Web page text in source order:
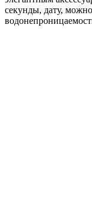
секунды, дату,